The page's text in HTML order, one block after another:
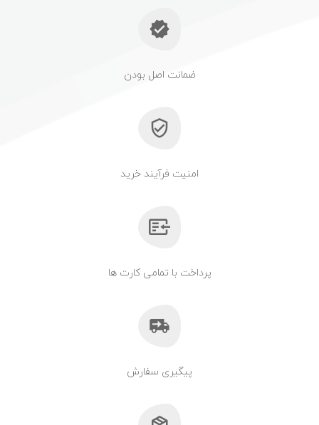
ضمانت اصل بودن
امنیت فرآیند خرید
پرداخت با تمامی کارت ها
پیگیری سفارش